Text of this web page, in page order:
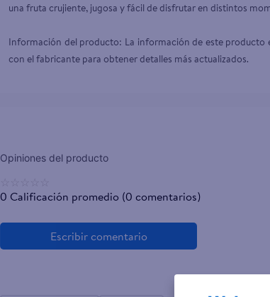
una fruta crujiente, jugosa y fácil de disfrutar en distintos
Información del producto: La información de este
con el fabricante para obtener detalles más actualizados.
0 Calificación promedio (0 comentarios)